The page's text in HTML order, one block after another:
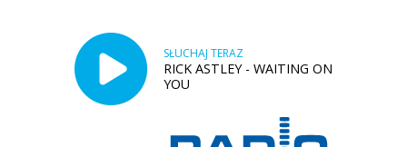
SŁUCHAJ TERAZ
RICK ASTLEY - WAITING ON
YOU